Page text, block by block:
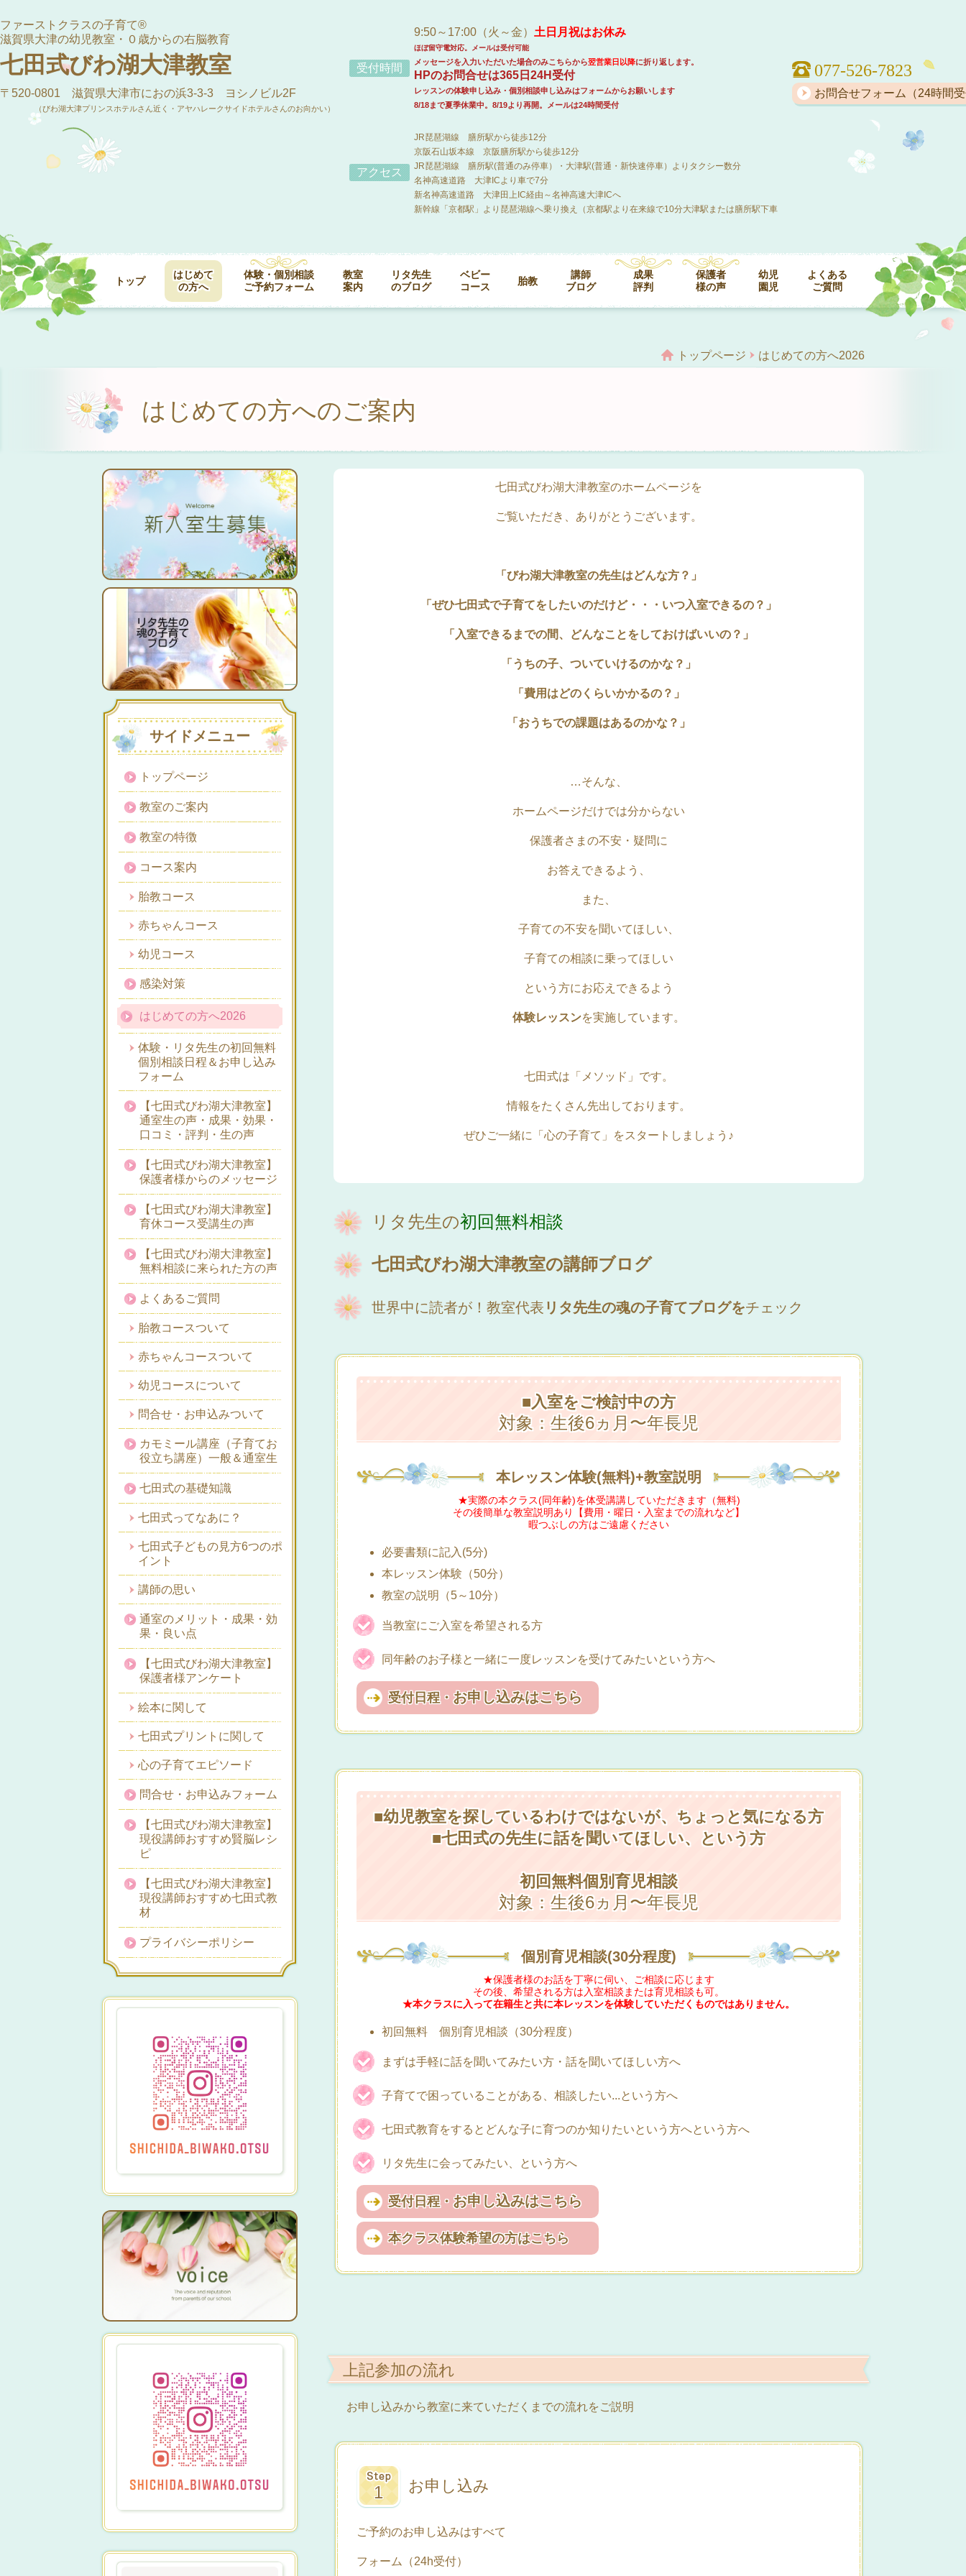
ファーストクラスの子育て®
滋賀県大津の幼児教室・０歳からの右脳教育
七田式びわ湖大津教室
〒520-0801 滋賀県大津市におの浜3-3-3 ヨシノビル2F
（びわ湖大津プリンスホテルさん近く・アヤハレークサイドホテルさんのお向かい）
受付時間
9:50～17:00（火～金） 土日月祝はお休み
ほぼ留守電対応。メールは受付可能
メッセージを入力いただいた場合のみこちらから翌営業日以降に折り返します。
HPのお問合せは365日24H受付
レッスンの体験申し込み・個別相談申し込みはフォームからお願いします
8/18まで夏季休業中。8/19より再開。メールは24時間受付
アクセス
JR琵琶湖線 膳所駅から徒歩12分
京阪石山坂本線 京阪膳所駅から徒歩12分
JR琵琶湖線 膳所駅(普通のみ停車）・大津駅(普通・新快速停車）よりタクシー数分
名神高速道路 大津ICより車で7分
新名神高速道路 大津田上IC経由～名神高速大津ICへ
新幹線「京都駅」より琵琶湖線へ乗り換え（京都駅より在来線で10分大津駅または膳所駅下車
077-526-7823
お問合せフォーム（24時間
トップ
はじめて
の方へ
体験・個別相談
ご予約フォーム
教室
案内
リタ先生
のブログ
ベビー
コース
胎教
講師
ブログ
成果
評判
保護者
様の声
幼児
園児
よくある
ご質問
トップページ はじめての方へ2026
はじめての方へのご案内
七田式びわ湖大津教室のホームページを
ご覧いただき、ありがとうございます。
「びわ湖大津教室の先生はどんな方？」
「ぜひ七田式で子育てをしたいのだけど・・・いつ入室できるの？ 」
「入室できるまでの間、どんなことをしておけばいいの？」
「うちの子、ついていけるのかな？」
「費用はどのくらいかかるの？」
「おうちでの課題はあるのかな？」
…そんな、
ホームページだけでは分からない
保護者さまの不安・疑問に
お答えできるよう、
また、
子育ての不安を聞いてほしい、
子育ての相談に乗ってほしい
という方にお応えできるよう
体験レッスンを実施しています。
七田式は「メソッド」です。
情報をたくさん先出しております。
ぜひご一緒に「心の子育て」をスタートしましょう♪
リタ先生の初回無料相談
七田式びわ湖大津教室の講師ブログ
世界中に読者が！教室代表 リタ先生の魂の子育てブログをチェック
■入室をご検討中の方
対象：生後6ヵ月〜年長児
本レッスン体験(無料)+教室説明
★実際の本クラス(同年齢)を体受講講していただきます（無料)
その後簡単な教室説明あり【費用・曜日・入室までの流れなど】
暇つぶしの方はご遠慮ください
必要書類に記入(5分)
本レッスン体験（50分）
教室の説明（5～10分）
当教室にご入室を希望される方
同年齢のお子様と一緒に一度レッスンを受けてみたいという方へ
受付日程・ お申し込みはこちら
■幼児教室を探しているわけではないが、ちょっと気になる方
■七田式の先生に話を聞いてほしい、という方
初回無料個別育児相談
対象：生後6ヵ月〜年長児
個別育児相談(30分程度)
★保護者様のお話を丁寧に伺い、ご相談に応じます
その後、希望される方は入室相談または育児相談も可。
★本クラスに入って在籍生と共に本レッスンを体験していただくものではありません。
初回無料 個別育児相談（30分程度）
まずは手軽に話を聞いてみたい方・話を聞いてほしい方へ
子育てで困っていることがある、相談したい...という方へ
七田式教育をするとどんな子に育つのか知りたいという方へという方へ
リタ先生に会ってみたい、という方へ
受付日程・ お申し込みはこちら
本クラス体験希望の方はこちら
上記参加の流れ
お申し込みから教室に来ていただくまでの流れをご説明
お申し込み
ご予約のお申し込みはすべて
フォーム（24h受付）
サイドメニュー
トップページ
教室のご案内
教室の特徴
コース案内
胎教コース
赤ちゃんコース
幼児コース
感染対策
はじめての方へ2026
体験・リタ先生の初回無料
個別相談日程＆お申し込み
フォーム
【七田式びわ湖大津教室】
通室生の声・成果・効果・
口コミ・評判・生の声
【七田式びわ湖大津教室】
保護者様からのメッセージ
【七田式びわ湖大津教室】
育休コース受講生の声
【七田式びわ湖大津教室】
無料相談に来られた方の声
よくあるご質問
胎教コースついて
赤ちゃんコースついて
幼児コースについて
問合せ・お申込みついて
カモミール講座（子育てお
役立ち講座）一般＆通室生
七田式の基礎知識
七田式ってなあに？
七田式子どもの見方6つのポ
イント
講師の思い
通室のメリット・成果・効
果・良い点
【七田式びわ湖大津教室】
保護者様アンケート
絵本に関して
七田式プリントに関して
心の子育てエピソード
問合せ・お申込みフォーム
【七田式びわ湖大津教室】
現役講師おすすめ賢脳レシ
ピ
【七田式びわ湖大津教室】
現役講師おすすめ七田式教
材
プライバシーポリシー